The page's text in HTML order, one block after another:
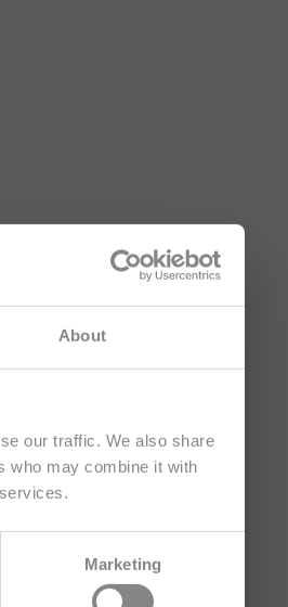
About
our traffic. We also share
who may combine it with
Marketing
CH/FR
HR